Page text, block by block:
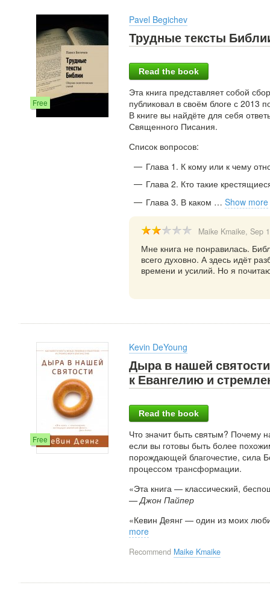
Free
Pavel Begichev
Трудные тексты
Read the book
Эта книга представляет собой
публиковал в своём блоге с 2013
В книге вы найдёте для себя
Священного Писания.
Список вопросов:
Глава 1. К кому или к чему
Глава 2. Кто такие
Глава 3. В каком … Show more
Maike Kmaike, Sep
Мне книга не понравилась.
всего духовно. А здесь идёт
времени и усилий. Но я
Free
Kevin DeYoung
Дыра в нашей
к Евангелию и
Read the book
Что значит быть святым? Почему
если вы готовы быть более
порождающей благочестие, сила
процессом трансформации.
«Эта книга — классический,
— Джон Пайпер
«Кевин Деянг — один из моих
more
Recommend Maike Kmaike